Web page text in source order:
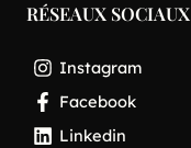
RÉSEAUX SOCIAUX
Instagram
Facebook
Linkedin